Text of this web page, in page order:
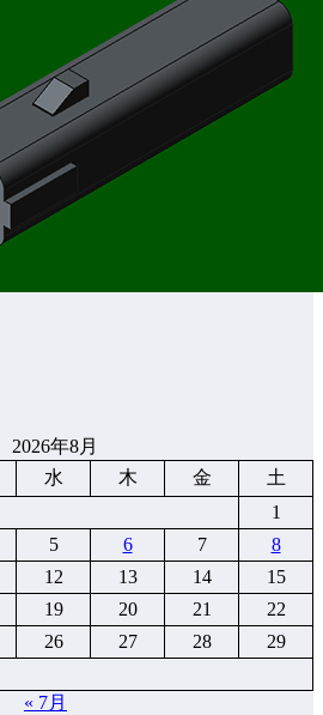
2026年8月
水 木 金
土
1
5 6 7
8
12 13 14
15
19 20 21
22
26 27 28
29
« 7月